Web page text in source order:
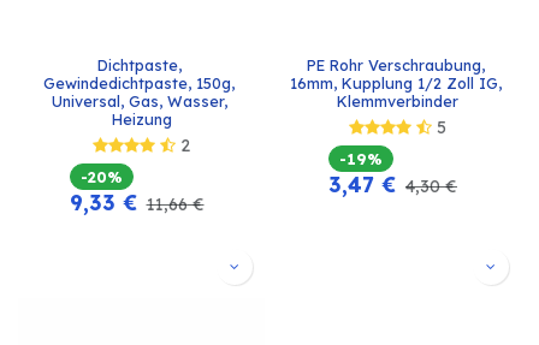
Dichtpaste,
Gewindedichtpaste, 150g,
Universal, Gas, Wasser,
Heizung
2
-20%
9,33 € 11,66€
PE Rohr Verschraubung,
16mm, Kupplung 1/2 Zoll IG,
Klemmverbinder
5
-19%
3,47 € 4,30€